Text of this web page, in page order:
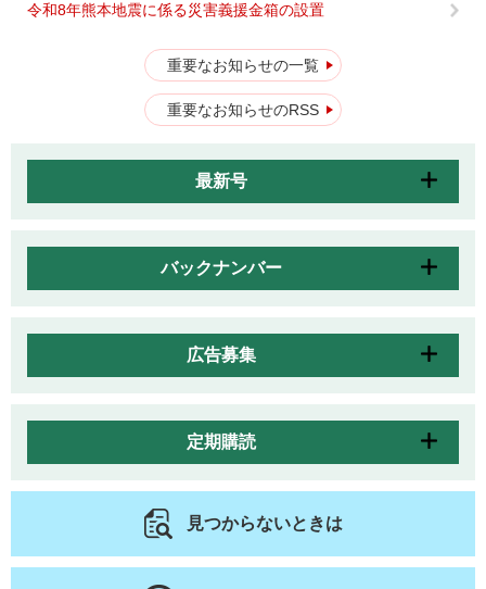
令和8年熊本地震に係る災害義援金箱の設置
重要なお知らせの一覧
重要なお知らせのRSS
最新号
バックナンバー
広告募集
定期購読
見つからないときは